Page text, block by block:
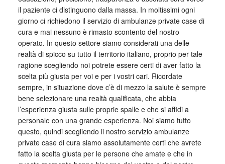
il paziente ci distinguono dalla massa. In moltissimi ogni
giorno ci richiedono il servizio di ambulanze private case di
cura e mai nessuno è rimasto scontento del nostro
operato. In questo settore siamo considerati una delle
realtà di spicco su tutto il territorio italiano, proprio per tale
ragione scegliendo noi potrete essere certi di aver fatto la
scelta più giusta per voi e per i vostri cari. Ricordate
sempre, in situazione dove c’è di mezzo la salute è sempre
bene selezionare una realtà qualificata, che abbia
l’esperienza giusta sulle proprie spalle e che si affidi a
personale con una grande esperienza. Noi siamo tutto
questo, quindi scegliendo il nostro servizio ambulanze
private case di cura siamo assolutamente certi che avrete
fatto la scelta giusta per le persone che amate e che in